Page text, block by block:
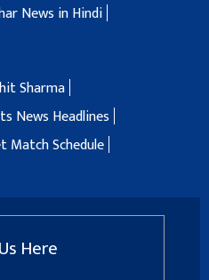
News in Hindi
Sharma
News Headlines
Match Schedule
Here